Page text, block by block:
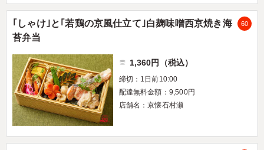
｢しゃけ｣と｢若鶏の京風仕立て｣白麹味噌西京焼き海
苔弁当
60
1,360円（税込）
締切：1日前10:00
配達無料金額：9,500円
店舗名：京懐石村瀬